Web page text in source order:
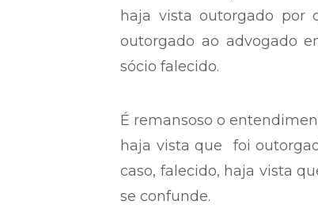
haja vista outorgado por
outorgado ao advogado
sócio falecido.
É remansoso o
haja vista que foi
caso, falecido, haja vista
se confunde.